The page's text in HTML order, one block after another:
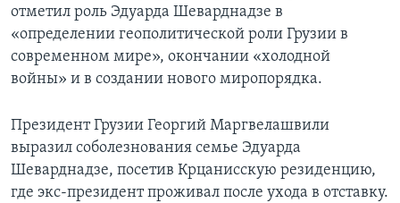
отметил роль Эдуарда Шеварднадзе в
«определении геополитической роли Грузии в
современном мире», окончании «холодной
войны» и в создании нового миропорядка.
Президент Грузии Георгий Маргвелашвили
выразил соболезнования семье Эдуарда
Шеварднадзе, посетив Крцанисскую резиденцию,
где экс-президент проживал после ухода в отставку.